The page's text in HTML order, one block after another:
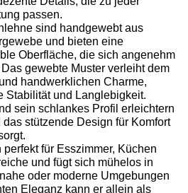
passen.
sind handgewebt aus
und bieten eine
Oberfläche, die sich angenehm
gewebte Muster verleiht dem
handwerklichen Charme,
Stabilität und Langlebigkeit.
sein schlankes Profil erleichtern
stützende Design für Komfort
für Esszimmer, Küchen
und fügt sich mühelos in
oder moderne Umgebungen
Eleganz kann er allein als